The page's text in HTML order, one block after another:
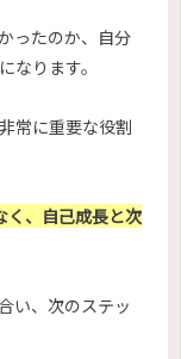
ったのか、自分
なります。
常に重要な役割
く、自己成長と次
い、次のステッ